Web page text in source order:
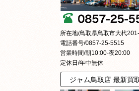
所在地/鳥取県鳥取市大杙
電話番号/0857-25-5515
営業時間/朝10:00-夜20:00
定休日/年中無休
ジャム鳥取店 最新買